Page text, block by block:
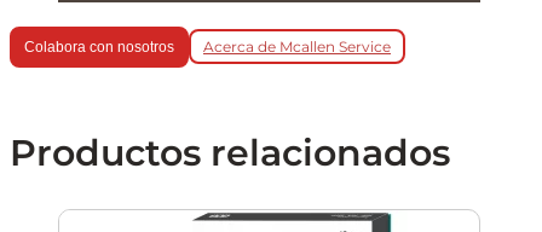
Colabora con nosotros Acerca de Mcallen Service
Productos relacionados